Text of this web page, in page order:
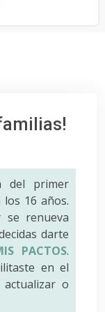
del primer
16 años.
se renueva
darte
PACTOS.
en el
o